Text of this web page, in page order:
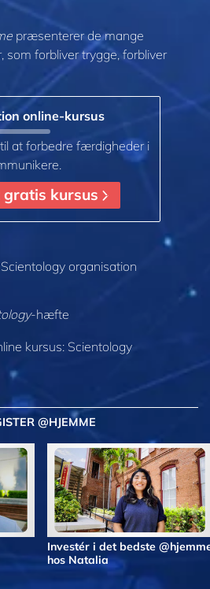
præsenterer de mange
som forbliver trygge, forbliver
online-kursus
at forbedre færdigheder i
kursus
organisation
-hæfte
kursus: Scientology
@HJEMME
Investér i det bedste
hos Natalia